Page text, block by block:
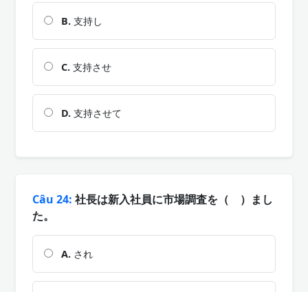
B. 支持し
C. 支持させ
D. 支持させて
Câu 24: 社長は新入社員に市場調査を（ ）まし
た。
A. され